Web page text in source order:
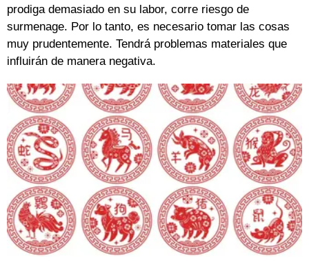
prodiga demasiado en su labor, corre riesgo de
surmenage. Por lo tanto, es necesario tomar las cosas
muy prudentemente. Tendrá problemas materiales que
influirán de manera negativa.